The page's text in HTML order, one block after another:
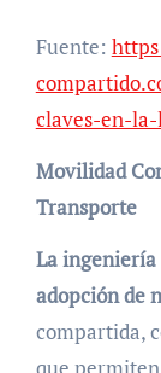
Fuente:
claves-en-
Movilidad
Transporte
La
adopción de
compartida,